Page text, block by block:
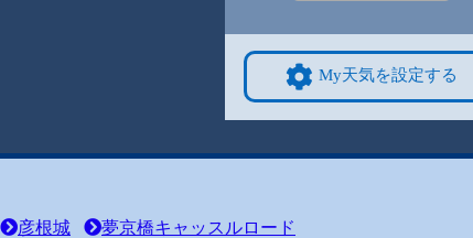
My天気を設定する
彦根城
夢京橋キャッスルロード